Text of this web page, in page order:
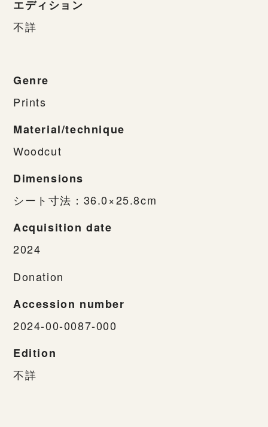
エディション
不詳
Genre
Prints
Material/technique
Woodcut
Dimensions
シート寸法：36.0×25.8cm
Acquisition date
2024
Donation
Accession number
2024-00-0087-000
Edition
不詳